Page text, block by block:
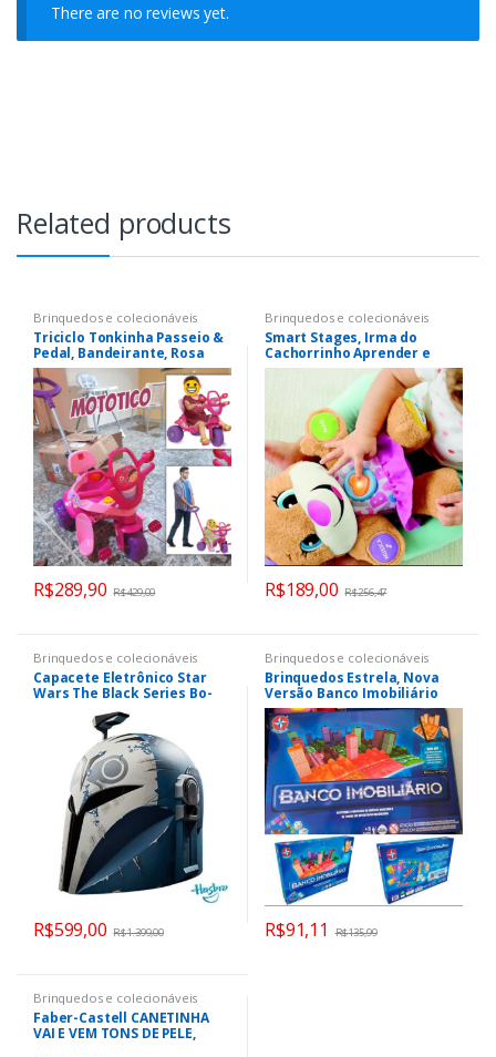
There are no reviews yet.
Related products
Brinquedos e colecionáveis
Triciclo Tonkinha Passeio &
Pedal, Bandeirante, Rosa
R$289,90 R$429,00
Brinquedos e colecionáveis
Smart Stages, Irma do
Cachorrinho Aprender e
Brincar, Fisher Price, Mattel
R$189,00 R$256,47
Brinquedos e colecionáveis
Capacete Eletrônico Star
Wars The Black Series Bo-
Katan Kryze – F3909 –
R$599,00 R$1.399,00
Brinquedos e colecionáveis
Brinquedos Estrela, Nova
Versão Banco Imobiliário
Realidade Aumentada
R$91,11 R$135,99
Brinquedos e colecionáveis
Faber-Castell CANETINHA
VAI E VEM TONS DE PELE,